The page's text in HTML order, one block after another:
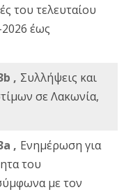
του τελευταίου
έως
, Συλλήψεις και
σε Λακωνία,
, Ενημέρωση για
του
με τον